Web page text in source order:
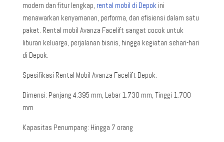
modern dan fitur lengkap, rental mobil di Depok ini
menawarkan kenyamanan, performa, dan efisiensi dalam satu
paket. Rental mobil Avanza Facelift sangat cocok untuk
liburan keluarga, perjalanan bisnis, hingga kegiatan sehari-hari
di Depok.
Spesifikasi Rental Mobil Avanza Facelift Depok:
Dimensi: Panjang 4.395 mm, Lebar 1.730 mm, Tinggi 1.700
mm
Kapasitas Penumpang: Hingga 7 orang